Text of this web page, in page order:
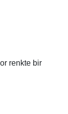
renkte bir